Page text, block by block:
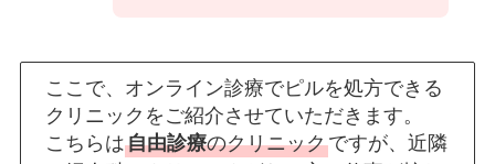
ここで、オンライン診療でピルを処方できる
クリニックをご紹介させていただきます。
こちらは自由診療のクリニックですが、近隣